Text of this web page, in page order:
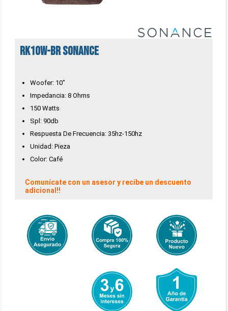
RK10W-BR Sonance
Woofer: 10"
Impedancia: 8 Ohms
150 Watts
Spl: 90db
Respuesta De Frecuencia: 35hz-150hz
Unidad: Pieza
Color: Café
Comunícate con un asesor y recibe un descuento
adicional!!